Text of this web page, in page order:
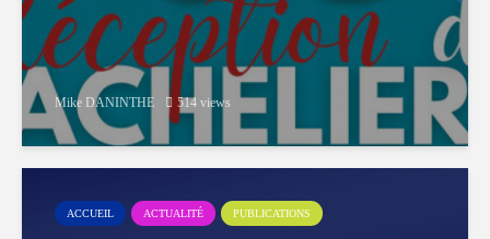
Mike DANINTHE 514 views
ACCUEIL ACTUALITÉ PUBLICATIONS